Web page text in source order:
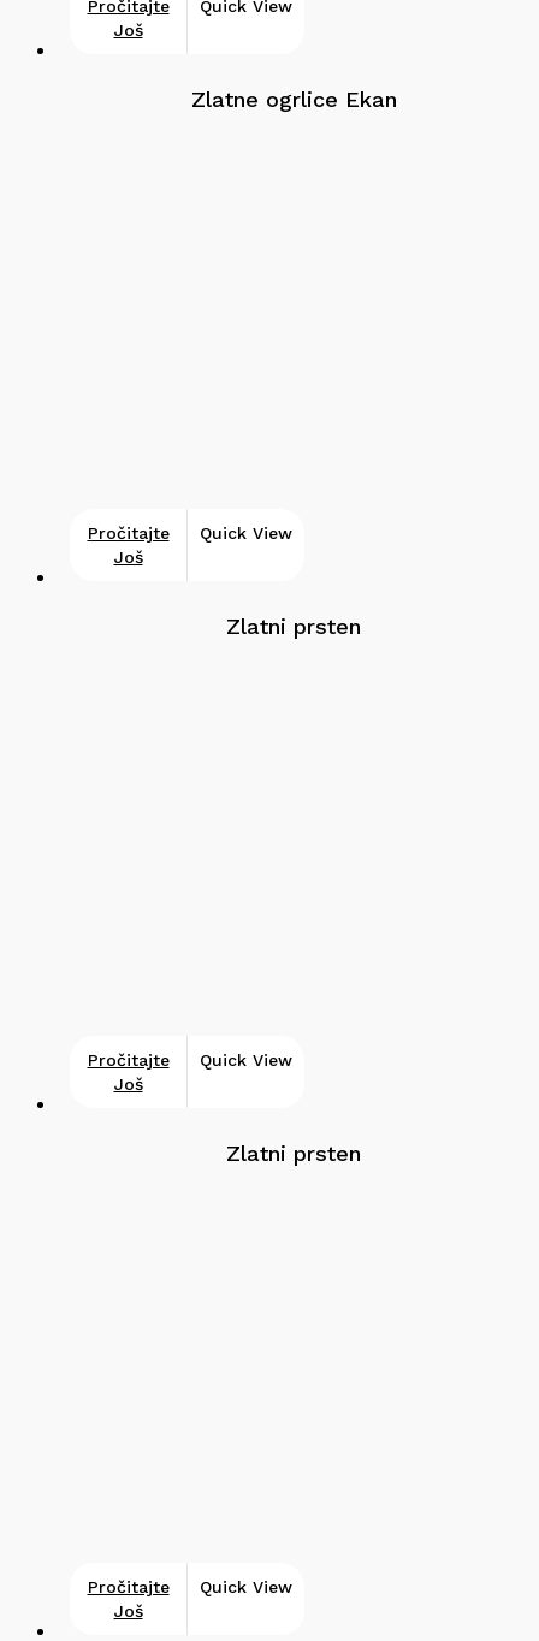
Pročitajte
Još
Quick View
Zlatne ogrlice Ekan
Pročitajte
Još
Quick View
Zlatni prsten
Pročitajte
Još
Quick View
Zlatni prsten
Pročitajte
Još
Quick View